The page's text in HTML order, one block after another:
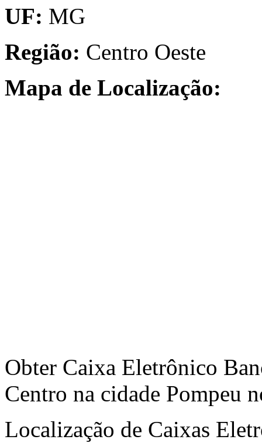
UF: MG
Região: Centro Oeste
Mapa de Localização:
Obter Caixa Eletrônico
Centro na cidade Pompeu
Localização de Caixas